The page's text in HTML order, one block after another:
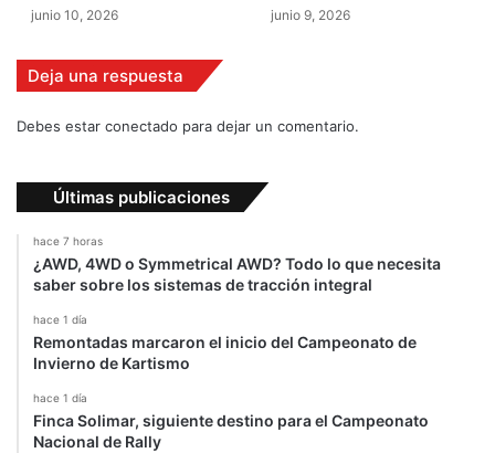
junio 10, 2026 junio 9, 2026
Deja una respuesta
Debes estar conectado para dejar un comentario.
Últimas publicaciones
hace 7 horas
¿AWD, 4WD o Symmetrical AWD? Todo lo que necesita
saber sobre los sistemas de tracción integral
hace 1 día
Remontadas marcaron el inicio del Campeonato de
Invierno de Kartismo
hace 1 día
Finca Solimar, siguiente destino para el Campeonato
Nacional de Rally